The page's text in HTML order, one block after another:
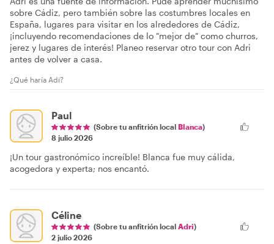
sobre Cádiz, pero también sobre las costumbres locales en
España, lugares para visitar en los alrededores de Cádiz,
¡incluyendo recomendaciones de lo "mejor de" como churros,
jerez y lugares de interés! Planeo reservar otro tour con Adri
antes de volver a casa.
¿Qué haría Adi?
Paul
(Sobre tu anfitrión local Blanca)
8 julio 2026
¡Un tour gastronómico increíble! Blanca fue muy cálida,
acogedora y experta; nos encantó.
Céline
(Sobre tu anfitrión local Adri)
2 julio 2026